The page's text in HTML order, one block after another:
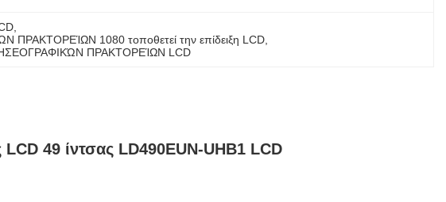
,
1080 τοποθετεί την επίδειξη LCD,
ΠΡΑΚΤΟΡΕΊΩΝ LCD
LCD 49 ίντσας LD490EUN-UHB1 LCD